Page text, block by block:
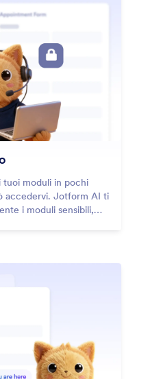
tuoi moduli in pochi
accedervi. Jotform AI ti
i moduli sensibili,